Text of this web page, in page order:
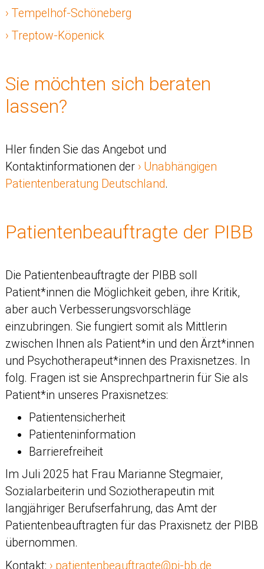
Tempelhof-Schöneberg
Treptow-Köpenick
Sie möchten sich beraten
lassen?
HIer finden Sie das Angebot und
Kontaktinformationen der
Unabhängigen
Patientenberatung Deutschland.
Patientenbeauftragte der PIBB
Die Patientenbeauftragte der PIBB soll
Patient*innen die Möglichkeit geben, ihre Kritik,
aber auch Verbesserungsvorschläge
einzubringen. Sie fungiert somit als Mittlerin
zwischen Ihnen als Patient*in und den Ärzt*innen
und Psychotherapeut*innen des Praxisnetzes. In
folg. Fragen ist sie Ansprechpartnerin für Sie als
Patient*in unseres Praxisnetzes:
Patientensicherheit
Patienteninformation
Barrierefreiheit
Im Juli 2025 hat Frau Marianne Stegmaier,
Sozialarbeiterin und Soziotherapeutin mit
langjähriger Berufserfahrung, das Amt der
Patientenbeauftragten für das Praxisnetz der PIBB
übernommen.
Kontakt:
patientenbeauftragte@pi-bb.de